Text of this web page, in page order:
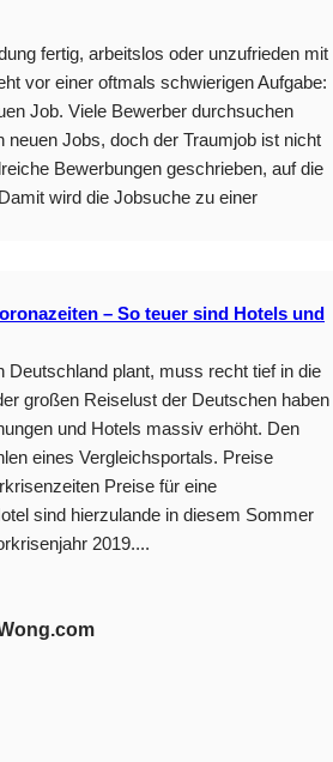
fertig, arbeitslos oder unzufrieden mit
vor einer oftmals schwierigen Aufgabe:
Job. Viele Bewerber durchsuchen
neuen Jobs, doch der Traumjob ist nicht
Bewerbungen geschrieben, auf die
wird die Jobsuche zu einer
– So teuer sind Hotels und
Deutschland plant, muss recht tief in die
großen Reiselust der Deutschen haben
und Hotels massiv erhöht. Den
eines Vergleichsportals. Preise
Preise für eine
sind hierzulande in diesem Sommer
2019....